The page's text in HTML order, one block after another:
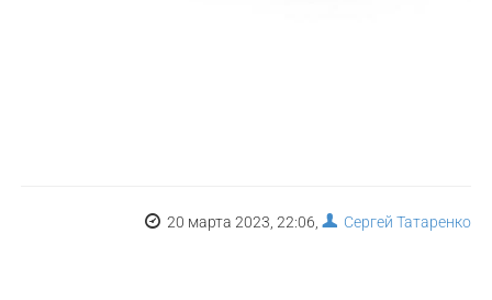
20 марта 2023, 22:06, Сергей Татаренко